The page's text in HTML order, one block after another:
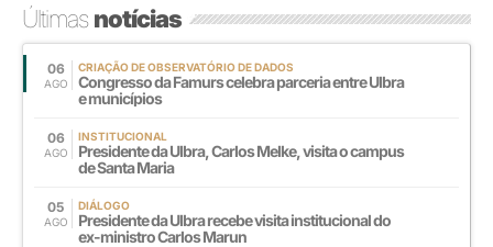
Últimasnotícias
06
AGO
CRIAÇÃO DE OBSERVATÓRIO DE DADOS
Congresso da Famurs celebra parceria entre Ulbra
e municípios
06
AGO
INSTITUCIONAL
Presidente da Ulbra, Carlos Melke, visita o campus
de Santa Maria
05
AGO
DIÁLOGO
Presidente da Ulbra recebe visita institucional do
ex-ministro Carlos Marun